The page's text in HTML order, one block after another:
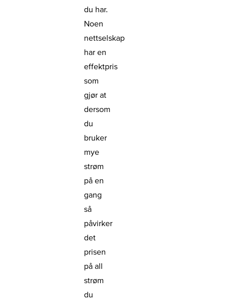
du har.
Noen
nettselskap
har en
effektpris
som
gjør at
dersom
du
bruker
mye
strøm
på en
gang
så
påvirker
det
prisen
på all
strøm
du